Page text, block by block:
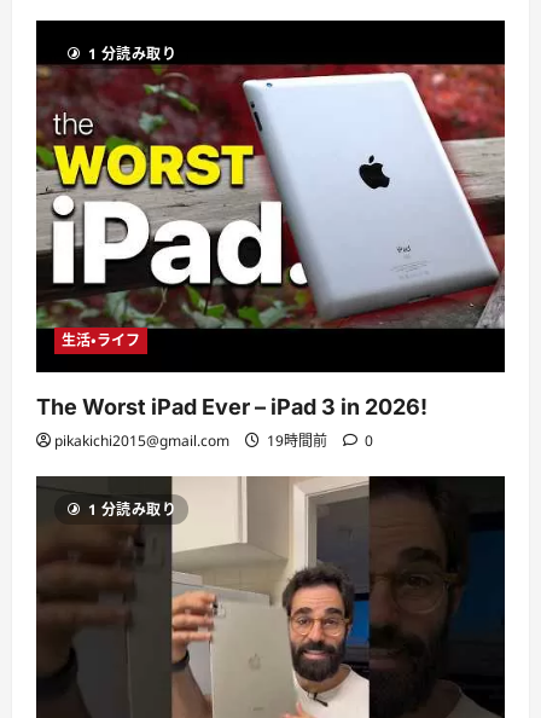
1 分読み取り
生活・ライフ
The Worst iPad Ever – iPad 3 in 2026!
pikakichi2015@gmail.com 19時間前 0
1 分読み取り